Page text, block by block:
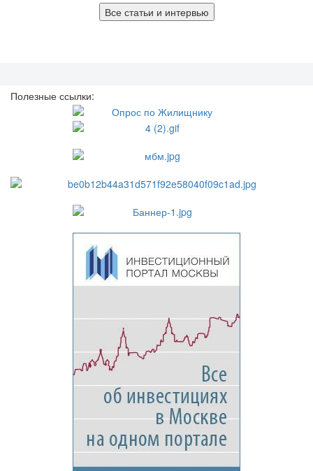
Все статьи и интервью
Полезные ссылки: